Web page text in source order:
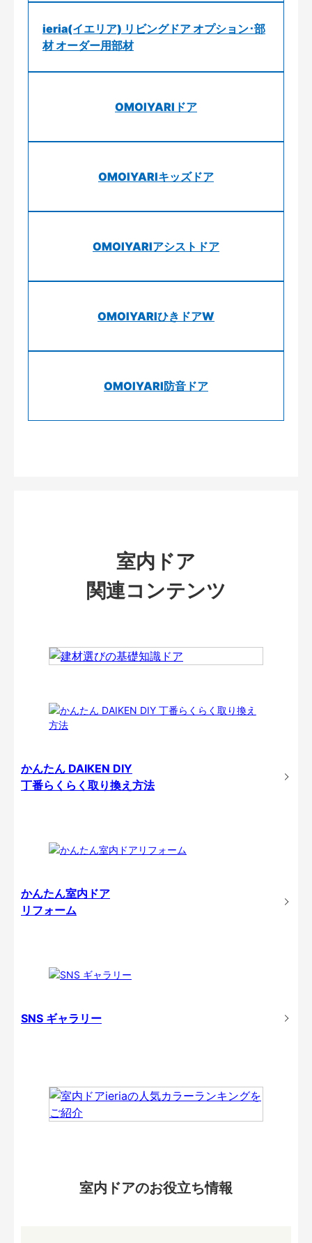
ieria(イエリア) リビングドア オプション･部
材 オーダー用部材
OMOIYARIドア
OMOIYARIキッズドア
OMOIYARIアシストドア
OMOIYARIひきドアW
OMOIYARI防音ドア
室内ドア
関連コンテンツ
かんたん DAIKEN DIY
丁番らくらく取り換え方法
かんたん室内ドア
リフォーム
SNS ギャラリー
室内ドアのお役立ち情報